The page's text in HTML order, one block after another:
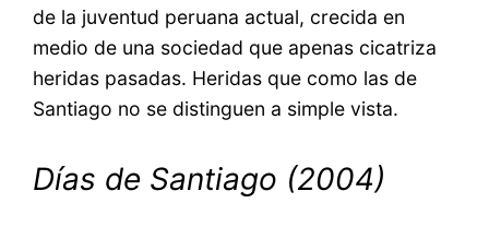
de la juventud peruana actual, crecida en
medio de una sociedad que apenas cicatriza
heridas pasadas. Heridas que como las de
Santiago no se distinguen a simple vista.
Días de Santiago (2004)